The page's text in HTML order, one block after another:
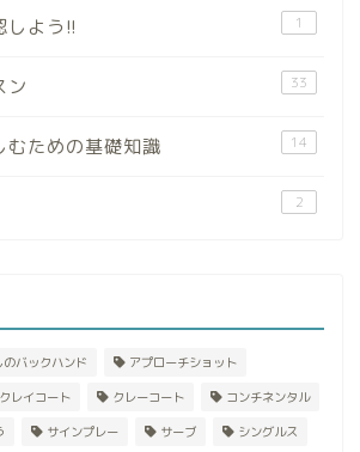
しよう!! 1
ン 33
むための基礎知識 14
2
のバックハンド アプローチショット
クレイコート クレーコート コンチネンタル
サインプレー サーブ シングルス